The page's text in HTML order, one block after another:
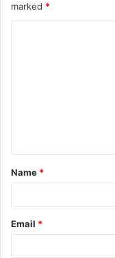
marked *
t
*
Name *
Email *